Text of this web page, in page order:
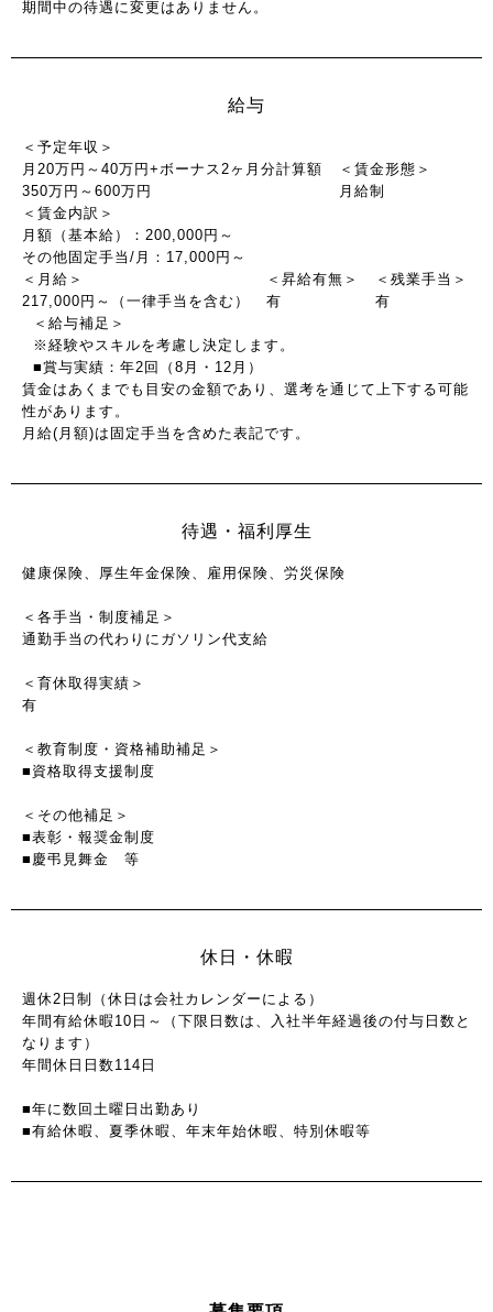
期間中の待遇に変更はありません。
給与
＜予定年収＞
月20万円～40万円+ボーナス2ヶ月分計算額
350万円～600万円
＜賃金形態＞
月給制
＜賃金内訳＞
月額（基本給）：200,000円～
その他固定手当/月：17,000円～
＜月給＞
217,000円～（一律手当を含む）
＜昇給有無＞
有
＜残業手当＞
有
＜給与補足＞
※経験やスキルを考慮し決定します。
■賞与実績：年2回（8月・12月）
賃金はあくまでも目安の金額であり、選考を通じて上下する可能
性があります。
月給(月額)は固定手当を含めた表記です。
待遇・福利厚生
健康保険、厚生年金保険、雇用保険、労災保険
＜各手当・制度補足＞
通勤手当の代わりにガソリン代支給
＜育休取得実績＞
有
＜教育制度・資格補助補足＞
■資格取得支援制度
＜その他補足＞
■表彰・報奨金制度
■慶弔見舞金 等
休日・休暇
週休2日制（休日は会社カレンダーによる）
年間有給休暇10日～（下限日数は、入社半年経過後の付与日数と
なります）
年間休日日数114日
■年に数回土曜日出勤あり
■有給休暇、夏季休暇、年末年始休暇、特別休暇等